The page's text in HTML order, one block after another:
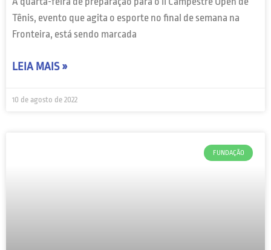
Tênis, evento que agita o esporte no final de semana na
Fronteira, está sendo marcada
LEIA MAIS »
10 de agosto de 2022
FUNDAÇÃO